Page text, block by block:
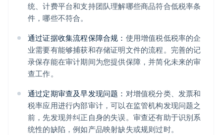
统、计费平台和支持团队理解哪些商品符合低税率条
件，哪些不符合。
通过证据收集流程保障合规： 使用增值税低税率的企
业需要有能够捕获和存储证明文件的流程。完善的记
录保存能在审计期间为您提供保障，并简化未来的审
查工作。
通过定期审查及早发现问题： 对增值税分类、发票和
税率应用进行内部审计，可以在监管机构发现问题之
前，先发现并纠正自身的失误。审查还有助于识别系
统性的缺陷，例如产品映射缺失或规则过时。